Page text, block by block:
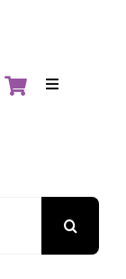
Toggle